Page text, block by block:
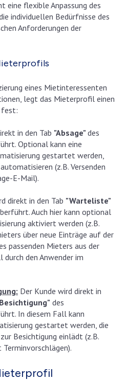
eine flexible Anpassung des
individuellen Bedürfnisse des
Anforderungen der
eines Mietinteressenten
legt das Mieterprofil einen
fest:
in den Tab "Absage"des
Optional kann eine
gestartet werden,
(z.B. Versenden
E-Mail).
direkt in den Tab "Warteliste"
Auch hier kann optional
aktiviert werden (z.B.
über neue Einträge auf der
passenden Mieters aus der
den Anwender im
Der Kunde wird direkt in
des
In diesem Fall kann
gestartet werden, die
Besichtigung einlädt (z.B.